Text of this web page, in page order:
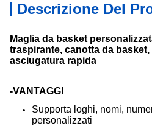
Descrizione Del
Maglia da basket
traspirante, canotta da basket,
asciugatura rapida
-VANTAGGI
Supporta loghi, nomi,
personalizzati